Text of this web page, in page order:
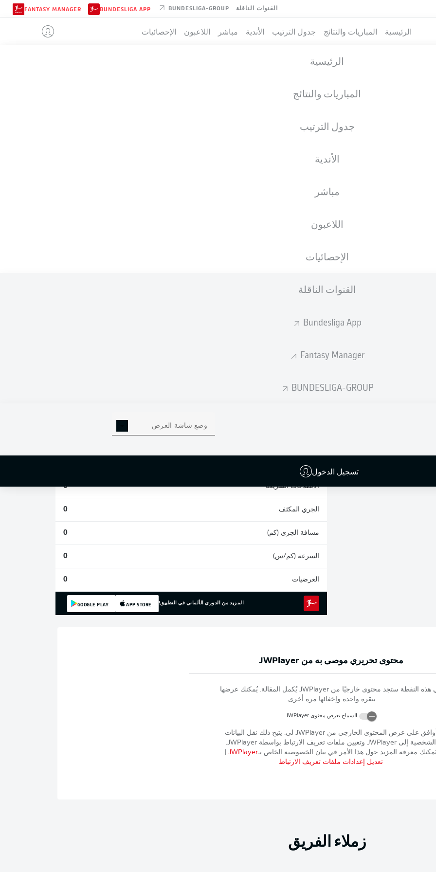
القنوات الناقلة BUNDESLIGA-GROUP
BUNDESLIGA APP
FANTASY MANAGER
الرئيسية المباريات والنتائج جدول الترتيب الأندية مباشر اللاعبون الإحصائيات
الرئيسية
المباريات والنتائج
جدول الترتيب
الأندية
مباشر
اللاعبون
الإحصائيات
القنوات الناقلة
Bundesliga App
Fantasy Manager
BUNDESLIGA-GROUP
وضع شاشة العرض
تسجيل الدخول
29.04.1996
إحصائيات موسم 2026/2027
الانطلاقات السريعة 0
الجري المكثف 0
مسافة الجري (كم) 0
السرعة (كم/س) 0
العرضيات 0
المزيد من الدوري الألماني في التطبيق! APP STORE
GOOGLE PLAY
محتوى تحريري موصى به منJWPlayer
هذه النقطة ستجد محتوى خارجيًا منJWPlayer يُكمل المقالة. يُمكنك عرضها
بنقرة واحدة وإخفائها مرة أخرى.
السماح بعرض محتوىJWPlayer
على عرض المحتوى الخارجي منJWPlayer لي. يتيح ذلك نقل البيانات
الشخصية إلى JWPlayer وتعيين ملفات تعريف الارتباط بواسطة JWPlayer
.
معرفة المزيد حول هذا الأمر في بيان الخصوصية الخاص بـJWPlayer
تعديل إعدادات ملفات تعريف الارتباط
زملاء الفريق